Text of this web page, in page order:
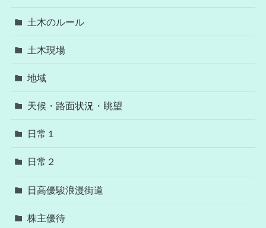
土木のルール
土木現場
地域
天候・路面状況・眺望
日常１
日常２
日高優駿浪漫街道
株主優待